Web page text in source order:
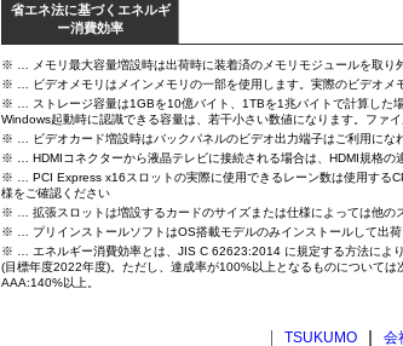
省エネ法に基づくエネルギ
ー消費効率
※ … メモリ最大容量増設時は出荷時に装着済のメモリモジュールを取り
※ … ビデオメモリはメインメモリの一部を使用します。実際のビデオメ
※ … ストレージ容量は1GBを10億バイト、1TBを1兆バイトで計算した
Windows起動時に認識できる容量は、若干小さい数値になります。ファイ
※ … ビデオカード増設時はバックパネルのビデオ出力端子はご利用にな
※ … HDMIコネクターから液晶テレビに接続される場合は、HDMI規格の
※ … PCI Express x16スロットの実際に使用できるレーン数は使用する
様をご確認ください
※ … 拡張スロットは増設するカードのサイズまたは仕様によっては他の
※ … プリインストールソフトはOS搭載モデルのみインストールして出荷
※ … エネルギー消費効率とは、JIS C 62623:2014 に規定する方法によ
(目標年度2022年度)。ただし、達成率が100%以上となるものについて
AAA:140%以上。
TSUKUMO 会